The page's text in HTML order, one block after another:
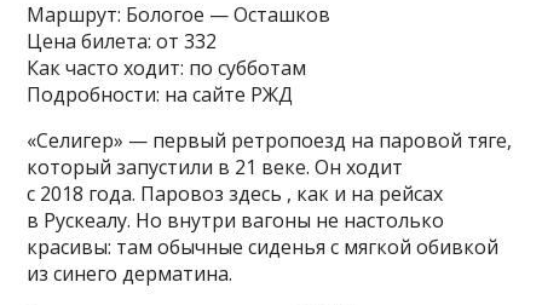
Маршрут: Бологое — Осташков
Цена билета: от 332
Как часто ходит: по субботам
Подробности: на сайте РЖД
«Селигер» — первый ретропоезд на паровой тяге,
который запустили в 21 веке. Он ходит
с 2018 года. Паровоз здесь , как и на рейсах
в Рускеалу. Но внутри вагоны не настолько
красивы: там обычные сиденья с мягкой обивкой
из синего дерматина.